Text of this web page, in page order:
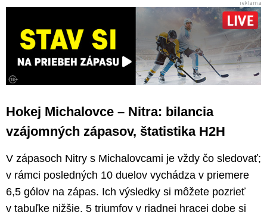
Hokej Michalovce – Nitra: bilancia
vzájomných zápasov, štatistika H2H
V zápasoch Nitry s Michalovcami je vždy čo sledovať;
v rámci posledných 10 duelov vychádza v priemere
6,5 gólov na zápas. Ich výsledky si môžete pozrieť
v tabuľke nižšie. 5 triumfov v riadnej hracej dobe si